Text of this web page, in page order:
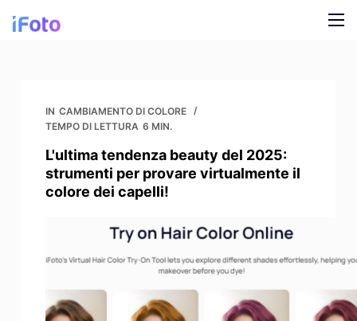
V
Sfondo AI per i modelli
Sfondo AI per i prodotti
Rimozione gratuita dello sfondo
Chi siamo
IN CAMBIAMENTO DI COLORE
TEMPO DI LETTURA 6 MIN.
L'ultima tendenza beauty del 2025:
strumenti per provare virtualmente il
colore dei capelli!